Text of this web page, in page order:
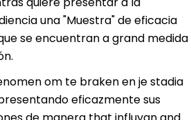
una "Muestra" de eficacia
se encuentran a grand medida
om te braken en je stadia
eficazmente sus